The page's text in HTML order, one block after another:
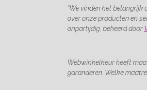
“We vinden het belangrijk
over onze producten en
onpartijdig, beheerd door
Webwinkelkeur heeft
garanderen. Welke